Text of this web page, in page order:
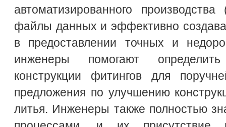
автоматизированного
файлы данных и эффективно
в предоставлении точных и
инженеры помогают
конструкции фитингов для
предложения по улучшению
литья. Инженеры также полностью